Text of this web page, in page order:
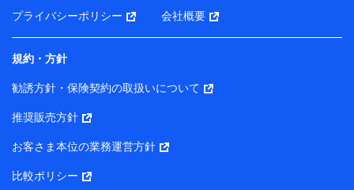
サービス・商品等に関するご提案や広告の配信等を行う
ことがあります。）
各種セミナーの開催のため
コンサルティングサービスの実施のため
アンケートやキャンペーン等の実施のため
上記に係る案内・手続き・管理等付帯業務を行うため
所・代表者名】
り）
プライバシーポリシー 会社概要
規約・方針
勧誘方針・保険契約の取扱いについて
推奨販売方針
お客さま本位の業務運営方針
比較ポリシー